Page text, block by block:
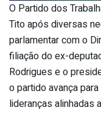
O Partido dos
Tito após diversas
parlamentar com o
filiação do ex-
Rodrigues e o
o partido avança
lideranças alinhadas